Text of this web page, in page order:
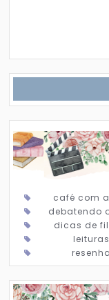
café com
debatendo
dicas de
leituras
resenha